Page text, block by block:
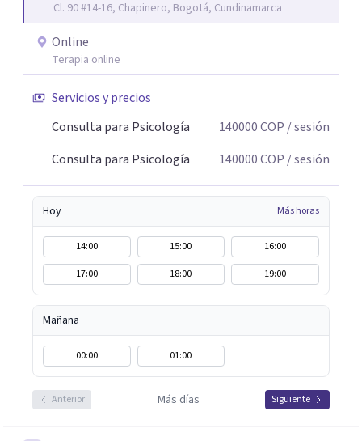
Cl. 90 #14-16, Chapinero, Bogotá, Cundinamarca
Online
Terapia online
Servicios y precios
Consulta para Psicología
140000COP / sesión
Consulta para Psicología
140000COP / sesión
Hoy Más horas
14:00 15:00
16:00
17:00
18:00 19:00
Mañana
00:00 01:00
Anterior Más días Siguiente